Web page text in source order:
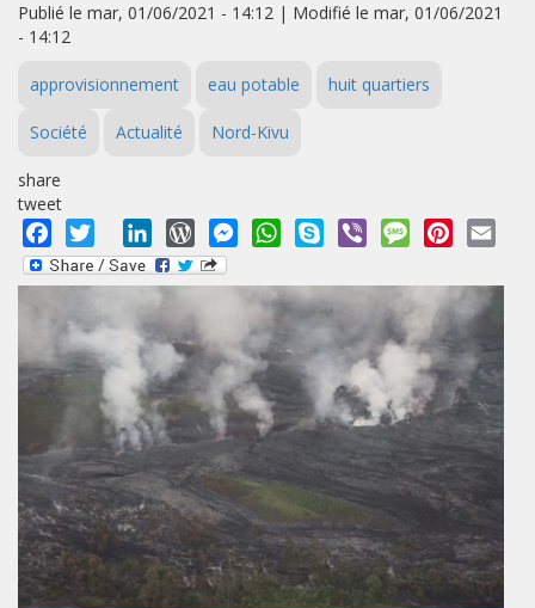
Publié le mar, 01/06/2021 - 14:12 | Modifié le mar, 01/06/2021
- 14:12
approvisionnement eau potable huit quartiers
Société Actualité Nord-Kivu
share
tweet
Facebook
Twitter LinkedInWordPressMessengerWhatsApp
Skype Viber MessagePinterest